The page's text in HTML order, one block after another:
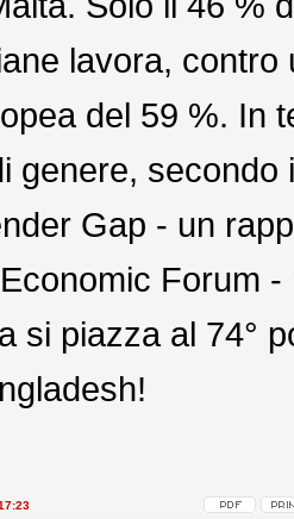
lavora, contro
del 59 %. In
genere, secondo
Gap - un
Forum -
si piazza al 74°